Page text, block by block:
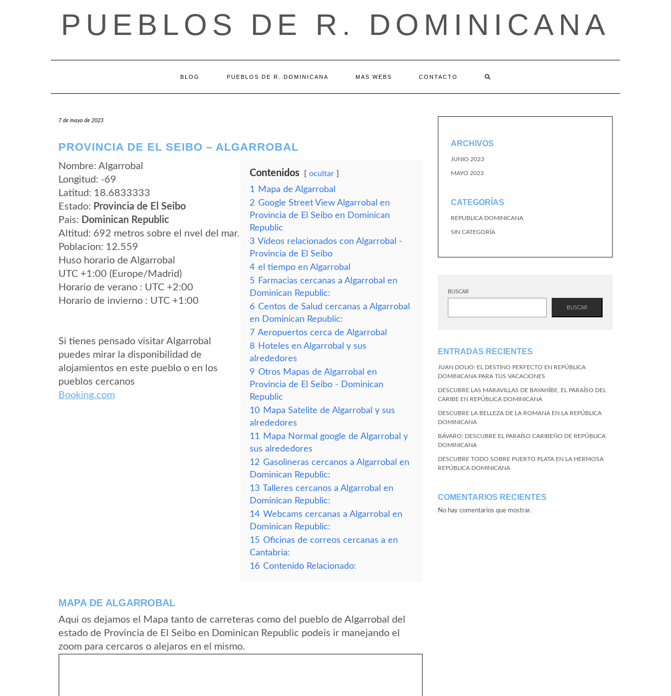
PUEBLOS DE R. DOMINICANA
BLOG PUEBLOS DE R. DOMINICANA MAS WEBS CONTACTO
7 de mayo de 2023
PROVINCIA DE EL SEIBO – ALGARROBAL
Nombre: Algarrobal
Longitud: -69
Latitud: 18.6833333
Estado: Provincia de El Seibo
Pais: Dominican Republic
Altitud: 692 metros sobre el nvel del mar.
Poblacion: 12.559
Huso horario de Algarrobal
UTC +1:00 (Europe/Madrid)
Horario de verano : UTC +2:00
Horario de invierno : UTC +1:00
Si tienes pensado visitar Algarrobal
puedes mirar la disponibilidad de
alojamientos en este pueblo o en los
pueblos cercanos
Booking.com
Contenidos ocultar
1
Mapa de Algarrobal
2 Google Street View Algarrobal en
Provincia de El Seibo en Dominican
Republic
3 Vídeos relacionados con Algarrobal -
Provincia de El Seibo
4 el tiempo en Algarrobal
5 Farmacias cercanas a Algarrobal en
Dominican Republic:
6 Centos de Salud cercanas a Algarrobal
en Dominican Republic:
7 Aeropuertos cerca de Algarrobal
8 Hoteles en Algarrobal y sus
alrededores
9 Otros Mapas de Algarrobal en
Provincia de El Seibo - Dominican
Republic
10 Mapa Satelite de Algarrobal y sus
alrededores
11
Mapa Normal google de Algarrobal y
sus alrededores
12 Gasolineras cercanos a Algarrobal en
Dominican Republic:
13 Talleres cercanos a Algarrobal en
Dominican Republic:
14 Webcams cercanas a Algarrobal en
Dominican Republic:
15 Oficinas de correos cercanas a en
Cantabria:
16 Contenido Relacionado:
MAPA DE ALGARROBAL
Aqui os dejamos el Mapa tanto de carreteras como del pueblo de Algarrobal del
estado de Provincia de El Seibo en Dominican Republic podeis ir manejando el
zoom para cercaros o alejaros en el mismo.
ARCHIVOS
JUNIO 2023
MAYO 2023
CATEGORÍAS
REPUBLICA DOMINICANA
SIN CATEGORÍA
BUSCAR
BUSCAR
ENTRADAS RECIENTES
JUAN DOLIO: EL DESTINO PERFECTO EN REPÚBLICA
DOMINICANA PARA TUS VACACIONES
DESCUBRE LAS MARAVILLAS DE BAYAHÍBE, EL PARAÍSO DEL
CARIBE EN REPÚBLICA DOMINICANA
DESCUBRE LA BELLEZA DE LA ROMANA EN LA REPÚBLICA
DOMINICANA
BÁVARO: DESCUBRE EL PARAÍSO CARIBEÑO DE REPÚBLICA
DOMINICANA
DESCUBRE TODO SOBRE PUERTO PLATA EN LA HERMOSA
REPÚBLICA DOMINICANA
COMENTARIOS RECIENTES
No hay comentarios que mostrar.